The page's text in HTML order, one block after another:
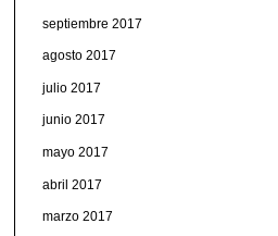
septiembre 2017
agosto 2017
julio 2017
junio 2017
mayo 2017
abril 2017
marzo 2017